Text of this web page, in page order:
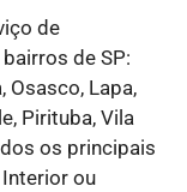
de
de SP:
Osasco, Lapa,
Pirituba, Vila
os principais
ou